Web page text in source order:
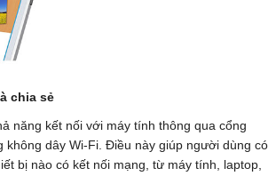
chia sẻ
năng kết nối với máy tính thông qua cổng
không dây Wi-Fi. Điều này giúp người dùng có
bị nào có kết nối mạng, từ máy tính, laptop,